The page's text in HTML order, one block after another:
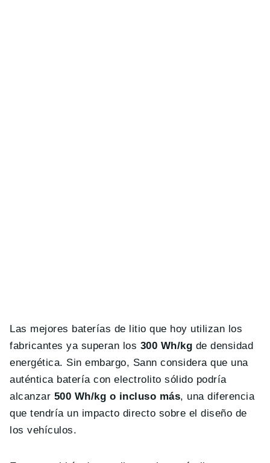
Las mejores baterías de litio que hoy utilizan los
fabricantes ya superan los 300 Wh/kg de densidad
energética. Sin embargo, Sann considera que una
auténtica batería con electrolito sólido podría
alcanzar 500 Wh/kg o incluso más, una diferencia
que tendría un impacto directo sobre el diseño de
los vehículos.